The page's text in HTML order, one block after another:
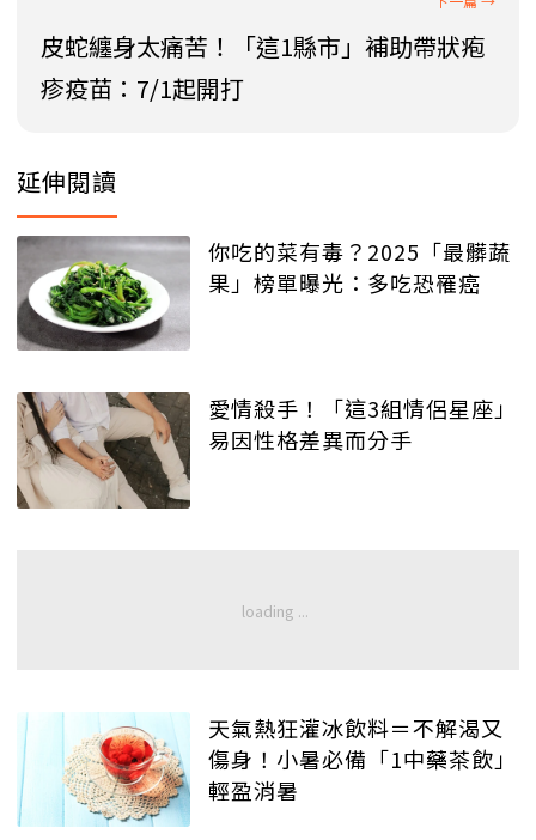
皮蛇纏身太痛苦！「這1縣市」補助帶狀疱
疹疫苗：7/1起開打
延伸閱讀
你吃的菜有毒？2025「最髒蔬
果」榜單曝光：多吃恐罹癌
愛情殺手！「這3組情侶星座」
易因性格差異而分手
天氣熱狂灌冰飲料＝不解渴又
傷身！小暑必備「1中藥茶飲」
輕盈消暑